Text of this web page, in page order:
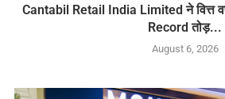
Cantabil Retail India Limited ने वित्त
Record तोड़...
August 6, 2026